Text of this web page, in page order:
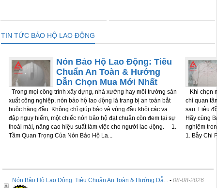
TIN TỨC BẢO HỘ LAO ĐỘNG
Nón Bảo Hộ Lao Động: Tiêu
Chuẩn An Toàn & Hướng
Dẫn Chọn Mua Mới Nhất
Trong mọi công trình xây dựng, nhà xưởng hay môi trường sản
xuất công nghiệp, nón bảo hộ lao động là trang bị an toàn bắt
buộc hàng đầu. Không chỉ giúp bảo vệ vùng đầu khỏi các va
đập nguy hiểm, một chiếc nón bảo hộ đạt chuẩn còn đem lại sự
thoải mái, nâng cao hiệu suất làm việc cho người lao động. 1.
Tầm Quan Trọng Của Nón Bảo Hộ La...
Khi chọn
chỉ quan
sau. Liệu
Hãy cùng
nghiệm
1. Bẫy Chi
Nón Bảo Hộ Lao Động: Tiêu Chuẩn An Toàn & Hướng Dẫ... - 08-08-2026